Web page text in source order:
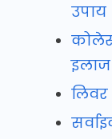
उपाय
इलाज